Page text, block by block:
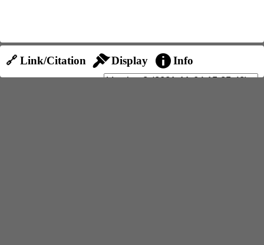
🔗 Link/Citation Display Info